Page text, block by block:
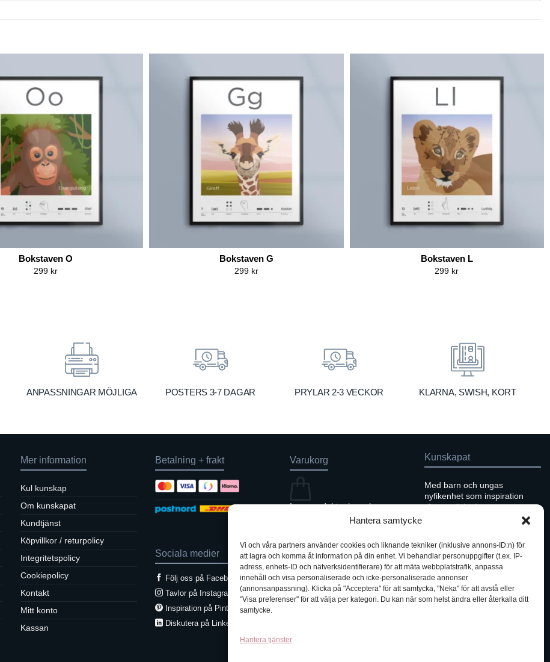
Hantera samtycke
Vi och våra partners använder cookies och liknande tekniker (inklusive annons-ID:n) för
att lagra och komma åt information på din enhet. Vi behandlar personuppgifter (t.ex. IP-
adress, enhets-ID och nätverksidentifierare) för att mäta webbplatstrafik, anpassa
innehåll och visa personaliserade och icke-personaliserade annonser
(annonsanpassning). Klicka på "Acceptera" för att samtycka, "Neka" för att avstå eller
"Visa preferenser" för att välja per kategori. Du kan när som helst ändra eller återkalla ditt
samtycke.
Hantera tjänster
Bokstaven O
299 kr
Bokstaven G
299 kr
Bokstaven L
299 kr
ANPASSNINGAR MÖJLIGA POSTERS 3-7 DAGAR PRYLAR 2-3 VECKOR KLARNA, SWISH, KORT
Mer information
Kul kunskap
Om kunskapat
Kundtjänst
Köpvillkor / returpolicy
Integritetspolicy
Cookiepolicy
Kontakt
Mitt konto
Kassan
Betalning + frakt
Sociala medier
Följ oss på Facebook
Tavlor på Instagram
Inspiration på Pinterest
Diskutera på LinkedIn
Varukorg
Inga produkter i varukorgen.
GÅ TILLBAKA TILL
Kunskapat
Med barn och ungas
nyfikenhet som inspiration
skapar vi design som
förmedlar kunskap till en ny